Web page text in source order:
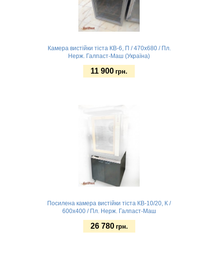
Камера вистійки тіста КВ-6, П / 470х680 / Пл.
Нерж. Галпаст-Маш (Україна)
11 900 грн.
Посилена камера вистійки тіста КВ-10/20, К /
600х400 / Пл. Нерж. Галпаст-Маш
26 780 грн.